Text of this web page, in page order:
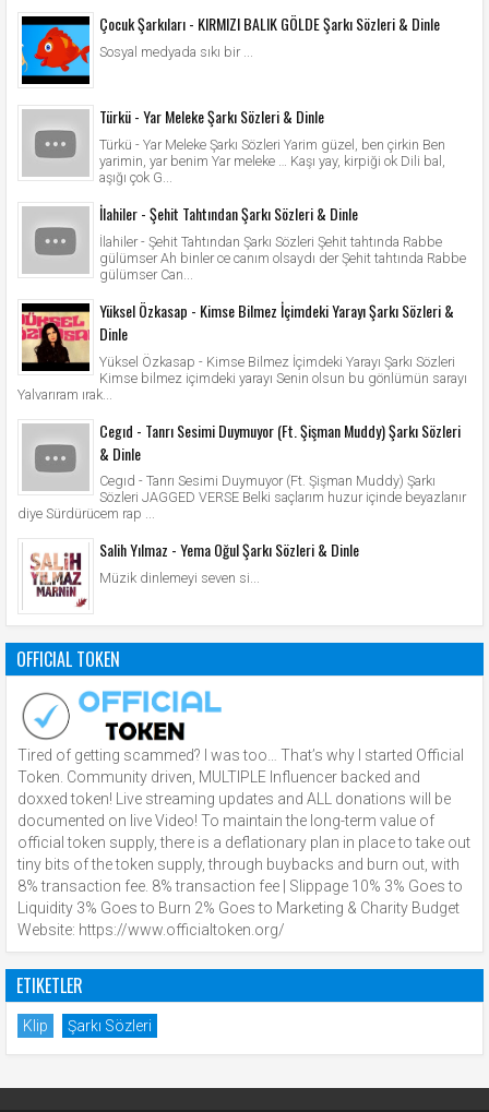
Çocuk Şarkıları - KIRMIZI BALIK GÖLDE Şarkı Sözleri & Dinle
Sosyal medyada sıkı bir ...
Türkü - Yar Meleke Şarkı Sözleri & Dinle
Türkü - Yar Meleke Şarkı Sözleri Yarim güzel, ben çirkin Ben
yarimin, yar benim Yar meleke … Kaşı yay, kirpiği ok Dili bal,
aşığı çok G...
İlahiler - Şehit Tahtından Şarkı Sözleri & Dinle
İlahiler - Şehit Tahtından Şarkı Sözleri Şehit tahtında Rabbe
gülümser Ah binler ce canım olsaydı der Şehit tahtında Rabbe
gülümser Can...
Yüksel Özkasap - Kimse Bilmez İçimdeki Yarayı Şarkı Sözleri &
Dinle
Yüksel Özkasap - Kimse Bilmez İçimdeki Yarayı Şarkı Sözleri
Kimse bilmez içimdeki yarayı Senin olsun bu gönlümün sarayı
Yalvarıram ırak...
Cegıd - Tanrı Sesimi Duymuyor (Ft. Şişman Muddy) Şarkı Sözleri
& Dinle
Cegıd - Tanrı Sesimi Duymuyor (Ft. Şişman Muddy) Şarkı
Sözleri JAGGED VERSE Belki saçlarım huzur içinde beyazlanır
diye Sürdürücem rap ...
Salih Yılmaz - Yema Oğul Şarkı Sözleri & Dinle
Müzik dinlemeyi seven si...
OFFICIAL TOKEN
Tired of getting scammed? I was too… That’s why I started Official
Token. Community driven, MULTIPLE Influencer backed and
doxxed token! Live streaming updates and ALL donations will be
documented on live Video! To maintain the long-term value of
official token supply, there is a deflationary plan in place to take out
tiny bits of the token supply, through buybacks and burn out, with
8% transaction fee. 8% transaction fee | Slippage 10% 3% Goes to
Liquidity 3% Goes to Burn 2% Goes to Marketing & Charity Budget
Website: https://www.officialtoken.org/
ETIKETLER
Klip Şarkı Sözleri